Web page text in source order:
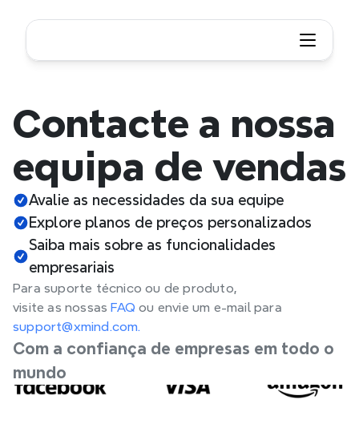
Contacte a nossa
equipa de vendas
Avalie as necessidades da sua equipe
Explore planos de preços personalizados
Saiba mais sobre as funcionalidades
empresariais
Para suporte técnico ou de produto,
visite as nossas FAQ
support@xmind.com.
Com a confiança de empresas em todo o
mundo